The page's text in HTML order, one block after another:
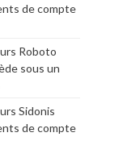
de compte
Roboto
sous un
Sidonis
de compte